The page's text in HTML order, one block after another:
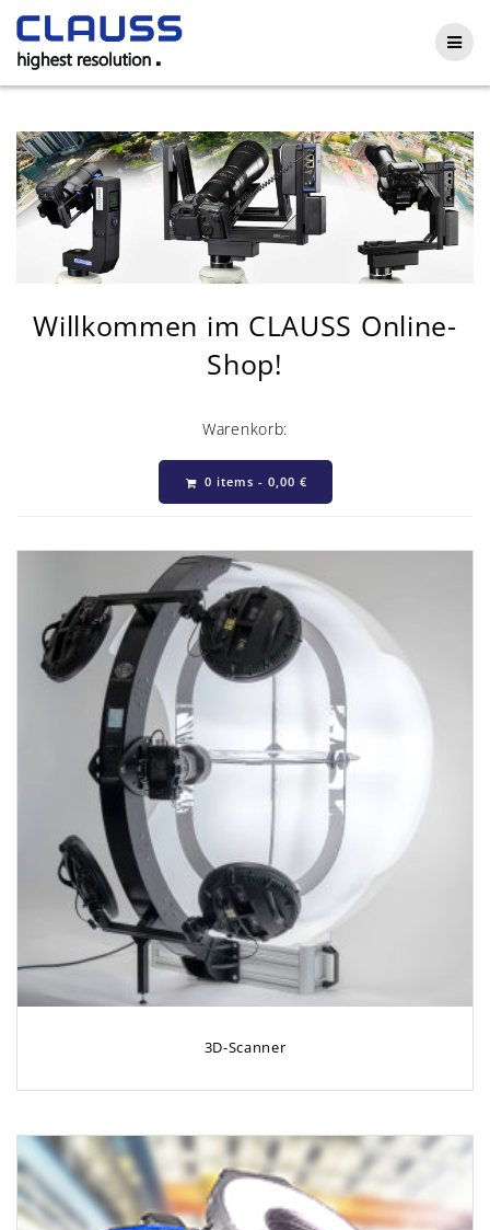
Willkommen im CLAUSS Online-
Shop!
Warenkorb:
0 items - 0,00 €
3D-Scanner